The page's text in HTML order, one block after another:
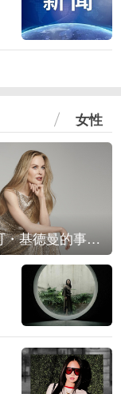
女性
回溯妮可・基德曼的事业轨迹